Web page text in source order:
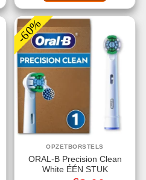
-60%
OPZETBORSTELS
ORAL-B Precision Clean
White ÉÉN STUK